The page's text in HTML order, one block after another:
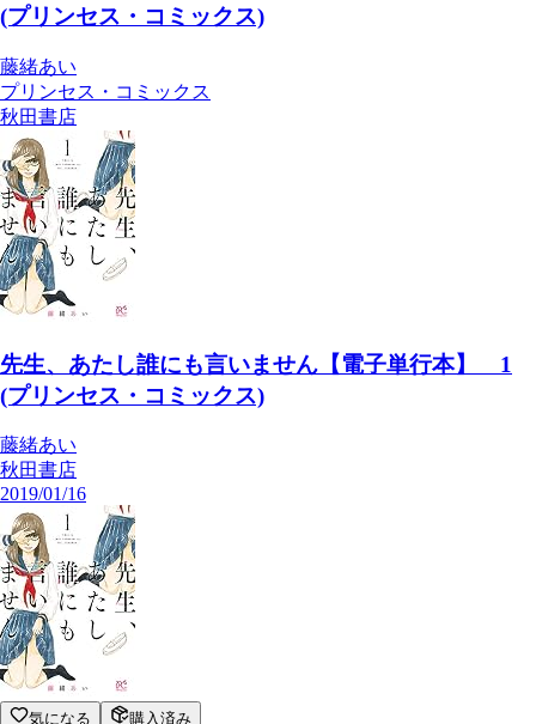
(プリンセス・コミックス)
藤緒あい
プリンセス・コミックス
秋田書店
先生、あたし誰にも言いません【電子単行本】 1
(プリンセス・コミックス)
藤緒あい
秋田書店
2019/01/16
気になる 購入済み